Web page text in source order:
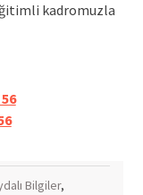
kadromuzla
Bilgiler,